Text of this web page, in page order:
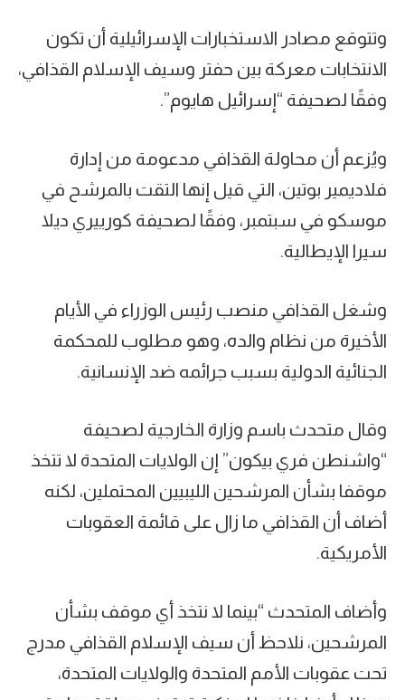
وتتوقع مصادر الاستخبارات الإسرائيلية أن تكون
الانتخابات معركة بين حفتر وسيف الإسلام القذافي،
وفقًا لصحيفة “إسرائيل هايوم”.
ويُزعم أن محاولة القذافي مدعومة من إدارة
فلاديمير بوتين، التي قيل إنها التقت بالمرشح في
موسكو في سبتمبر، وفقًا لصحيفة كورييري ديلا
سيرا الإيطالية.
وشغل القذافي منصب رئيس الوزراء في الأيام
الأخيرة من نظام والده، وهو مطلوب للمحكمة
الجنائية الدولية بسبب جرائمه ضد الإنسانية.
وقال متحدث باسم وزارة الخارجية لصحيفة
“واشنطن فري بيكون” إن الولايات المتحدة لا تتخذ
موقفا بشأن المرشحين الليبيين المحتملين، لكنه
أضاف أن القذافي ما زال على قائمة العقوبات
الأمريكية.
وأضاف المتحدث “بينما لا نتخذ أي موقف بشأن
المرشحين، نلاحظ أن سيف الإسلام القذافي مدرج
تحت عقوبات الأمم المتحدة والولايات المتحدة،